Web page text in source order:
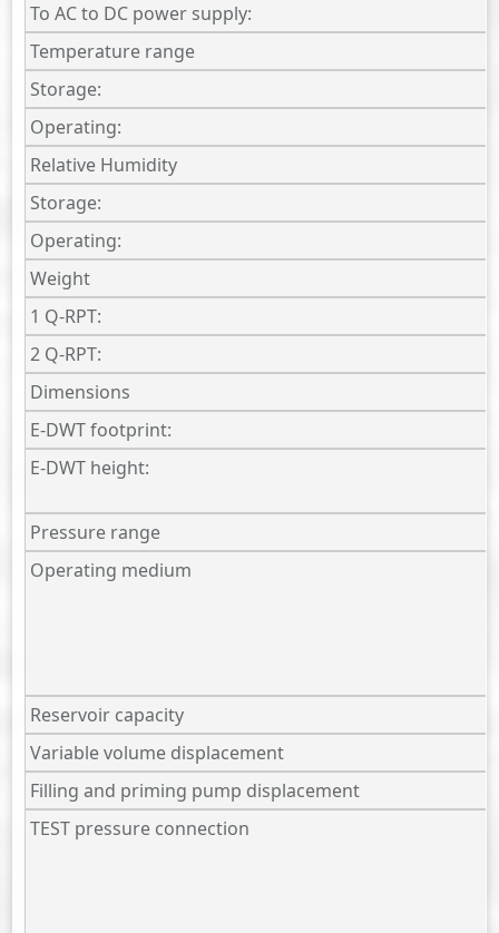
To AC to DC power supply:
Temperature range
Storage:
Operating:
Relative Humidity
Storage:
Operating:
Weight
1 Q-RPT:
2 Q-RPT:
Dimensions
E-DWT footprint:
E-DWT height:
Pressure range
Operating medium
Reservoir capacity
Variable volume displacement
Filling and priming pump displacement
TEST pressure connection